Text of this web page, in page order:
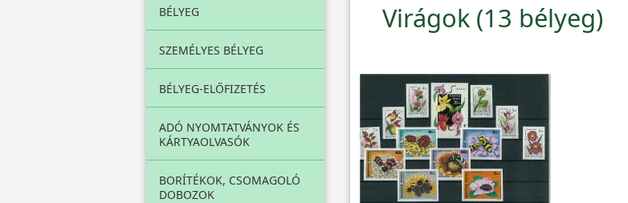
BÉLYEG
SZEMÉLYES BÉLYEG
BÉLYEG-ELŐFIZETÉS
ADÓ NYOMTATVÁNYOK ÉS
KÁRTYAOLVASÓK
BORÍTÉKOK, CSOMAGOLÓ
DOBOZOK
Virágok (13 bélyeg)